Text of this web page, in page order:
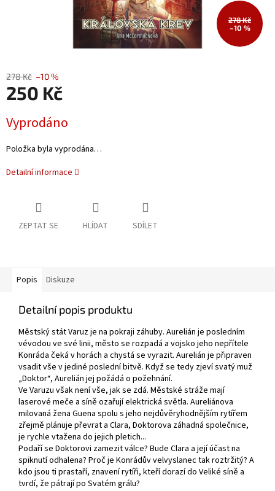
278 Kč
–10 %
278 Kč –10 %
250 Kč
cena:
Vyprodáno
Položka byla vyprodána…
Detailní informace
ZEPTAT SE HLÍDAT SDÍLET
Popis Diskuze
Detailní popis produktu
Městský stát Varuz je na pokraji záhuby. Aurelián je posledním
vévodou ve své linii, město se rozpadá a vojsko jeho nepřítele
Konráda čeká v horách a chystá se vyrazit. Aurelián je připraven
vsadit vše v jediné poslední bitvě. Když se tedy zjeví svatý muž
„Doktor“, Aurelián jej požádá o požehnání.
Ve Varuzu však není vše, jak se zdá. Městské stráže mají
laserové meče a síně ozařují elektrická světla. Aureliánova
milovaná žena Guena spolu s jeho nejdůvěryhodnějším rytířem
zřejmě plánuje převrat a Clara, Doktorova záhadná společnice,
je rychle vtažena do jejich pletich...
Podaří se Doktorovi zamezit válce? Bude Clara a její účast na
spiknutí odhalena? Proč je Konrádův velvyslanec tak roztržitý? A
kdo jsou ti prastaří, znavení rytíři, kteří dorazí do Veliké síně a
tvrdí, že pátrají po Svatém grálu?